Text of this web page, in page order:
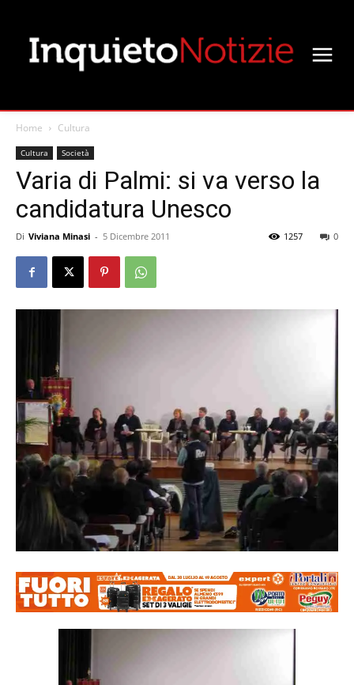
Home Cultura
Cultura Società
Varia di Palmi: si va verso la
candidatura Unesco
Di Viviana Minasi - 5 Dicembre 2011 0
1257